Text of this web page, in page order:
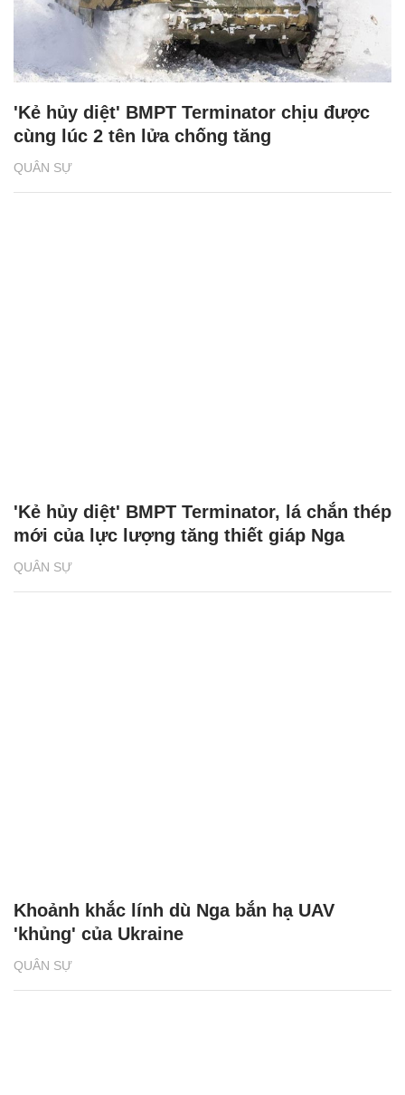
QUÂN SỰ
'Kẻ hủy diệt' BMPT Terminator chịu được
cùng lúc 2 tên lửa chống tăng
QUÂN SỰ
'Kẻ hủy diệt' BMPT Terminator, lá chắn thép
mới của lực lượng tăng thiết giáp Nga
QUÂN SỰ
Khoảnh khắc lính dù Nga bắn hạ UAV
'khủng' của Ukraine